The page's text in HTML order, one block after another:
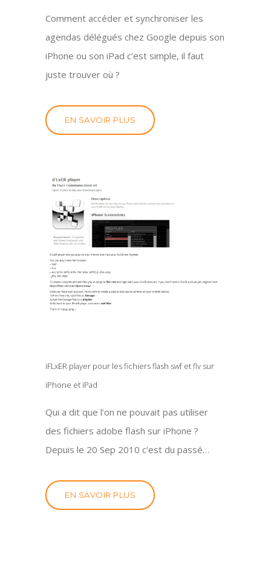
Comment accéder et synchroniser les
agendas délégués chez Google depuis son
iPhone ou son iPad c’est simple, il faut
juste trouver où ?
EN SAVOIR PLUS
iFLxER player pour les fichiers flash swf et flv sur
iPhone et iPad
Qui a dit que l’on ne pouvait pas utiliser
des fichiers adobe flash sur iPhone ?
Depuis le 20 Sep 2010 c’est du passé…
EN SAVOIR PLUS